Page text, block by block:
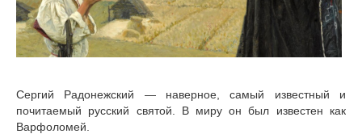
Сергий Радонежский — наверное, самый известный и
почитаемый русский святой. В миру он был известен как
Варфоломей.